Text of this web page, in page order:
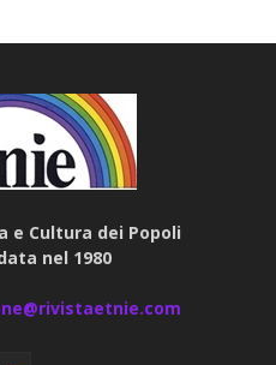
e Cultura dei Popoli
nel 1980